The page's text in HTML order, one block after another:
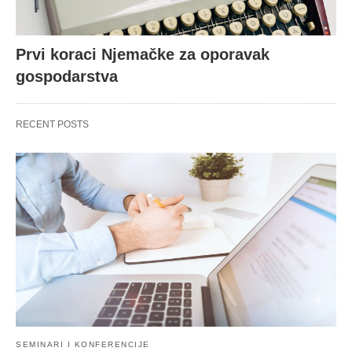
Prvi koraci Njemačke za oporavak
gospodarstva
RECENT POSTS
SEMINARI I KONFERENCIJE